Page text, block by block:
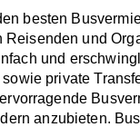
besten
und
und
private
anzubieten.